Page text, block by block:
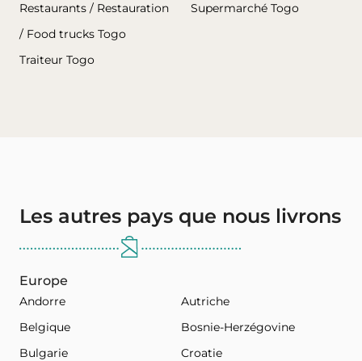
Restaurants / Restauration
/ Food trucks Togo
Supermarché Togo
Traiteur Togo
Les autres pays que nous livrons
Europe
Andorre
Autriche
Belgique
Bosnie-Herzégovine
Bulgarie
Croatie